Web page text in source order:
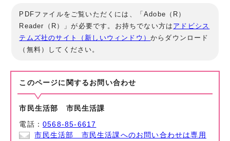
PDFファイルをご覧いただくには、「Adobe（R）
Reader（R）」が必要です。お持ちでない方は アドビシス
テムズ社のサイト（新しいウィンドウ）からダウンロード
（無料）してください。
このページに関する お問い合わせ
市民生活部 市民生活課
電話：0568-85-6617
市民生活部 市民生活課へのお問い合わせは専用